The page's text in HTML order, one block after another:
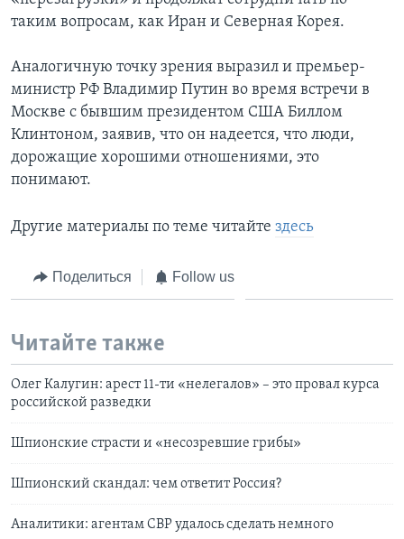
таким вопросам, как Иран и Северная Корея.
Аналогичную точку зрения выразил и премьер-
министр РФ Владимир Путин во время встречи в
Москве с бывшим президентом США Биллом
Клинтоном, заявив, что он надеется, что люди,
дорожащие хорошими отношениями, это
понимают.
Другие материалы по теме читайте здесь
Поделиться Follow us
Читайте также
Олег Калугин: арест 11-ти «нелегалов» – это провал курса
российской разведки
Шпионские страсти и «несозревшие грибы»
Шпионский скандал: чем ответит Россия?
Аналитики: агентам СВР удалось сделать немного